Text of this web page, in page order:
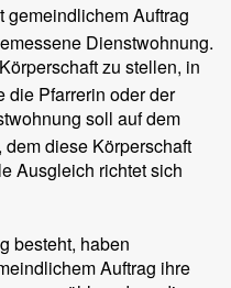
gemeindlichem Auftrag
Dienstwohnung.
zu stellen, in
die Pfarrerin oder der
soll auf dem
diese Körperschaft
Ausgleich richtet sich
besteht, haben
Auftrag ihre